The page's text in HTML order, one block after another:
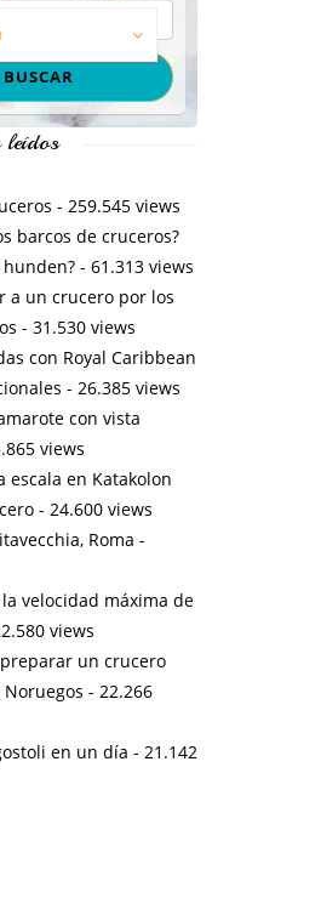
leídos
- 259.545 views
barcos de cruceros?
hunden?- 61.313 views
a un crucero por los
- 31.530 views
con Royal Caribbean
- 26.385 views
con vista
views
escala en Katakolon
- 24.600 views
Roma -
la velocidad máxima de
views
un crucero
- 22.266
en un día - 21.142